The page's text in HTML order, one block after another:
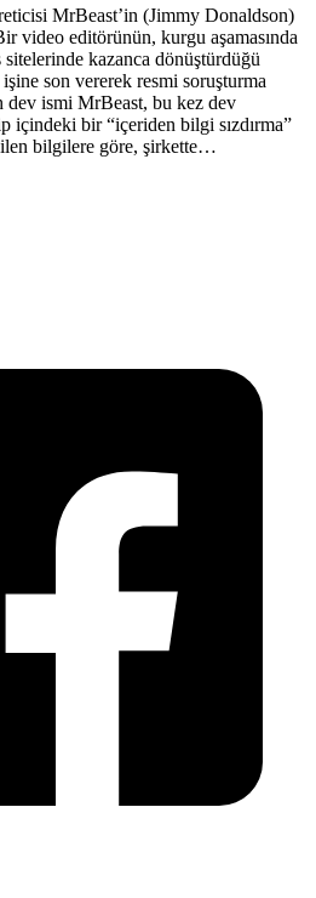
MrBeast’in (Jimmy Donaldson)
video editörünün, kurgu aşamasında
kazanca dönüştürdüğü
işine son vererek resmi soruşturma
dev ismi MrBeast, bu kez dev
içindeki bir “içeriden bilgi sızdırma”
bilgilere göre, şirkette…